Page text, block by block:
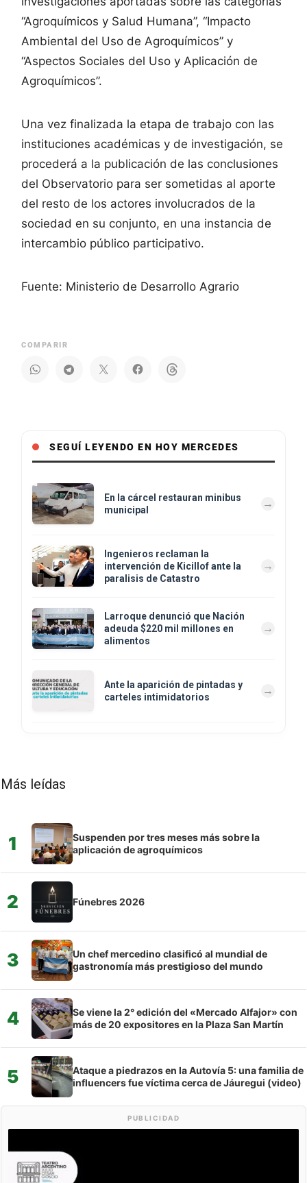
“Agroquímicos y Salud Humana”, “Impacto
Ambiental del Uso de Agroquímicos” y
“Aspectos Sociales del Uso y Aplicación de
Agroquímicos”.
Una vez finalizada la etapa de trabajo con las
instituciones académicas y de investigación, se
procederá a la publicación de las conclusiones
del Observatorio para ser sometidas al aporte
del resto de los actores involucrados de la
sociedad en su conjunto, en una instancia de
intercambio público participativo.
Fuente: Ministerio de Desarrollo Agrario
COMPARIR
SEGUÍ LEYENDO EN HOY MERCEDES
En la cárcel restauran minibus
municipal
Ingenieros reclaman la
intervención de Kicillof ante la
paralisis de Catastro
Larroque denunció que Nación
adeuda $220 mil millones en
alimentos
Ante la aparición de pintadas y
carteles intimidatorios
Más leídas
1
Suspenden por tres meses más sobre la
aplicación de agroquímicos
2 Fúnebres 2026
3
Un chef mercedino clasificó al mundial de
gastronomía más prestigioso del mundo
4
Se viene la 2° edición del «Mercado Alfajor» con
más de 20 expositores en la Plaza San Martín
5
Ataque a piedrazos en la Autovía 5: una familia de
influencers fue víctima cerca de Jáuregui (video)
PUBLICIDAD